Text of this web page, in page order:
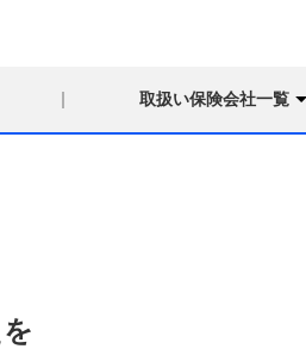
取扱い保険会社一覧